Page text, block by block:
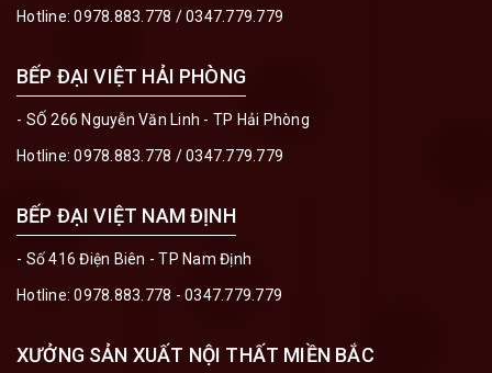
Hotline:0978.883.778 /0347.779.779
BẾP ĐẠI VIỆT HẢI PHÒNG
- SỐ 266 Nguyễn Văn Linh - TP Hải Phòng
Hotline:0978.883.778 /0347.779.779
BẾP ĐẠI VIỆT NAM ĐỊNH
- Số 416 Điện Biên - TP Nam Định
Hotline:0978.883.778 - 0347.779.779
XƯỞNG SẢN XUẤT NỘI THẤT MIỀN BẮC